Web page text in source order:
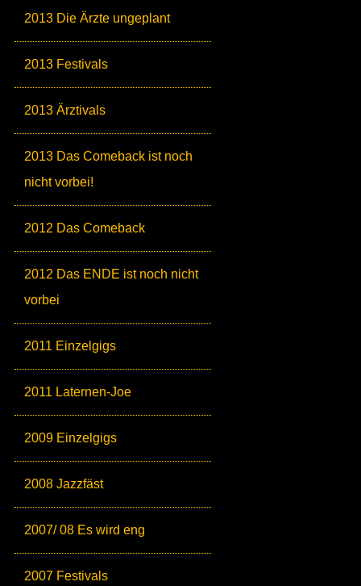
2013 Die Ärzte ungeplant
2013 Festivals
2013 Ärztivals
2013 Das Comeback ist noch
nicht vorbei!
2012 Das Comeback
2012 Das ENDE ist noch nicht
vorbei
2011 Einzelgigs
2011 Laternen-Joe
2009 Einzelgigs
2008 Jazzfäst
2007/ 08 Es wird eng
2007 Festivals